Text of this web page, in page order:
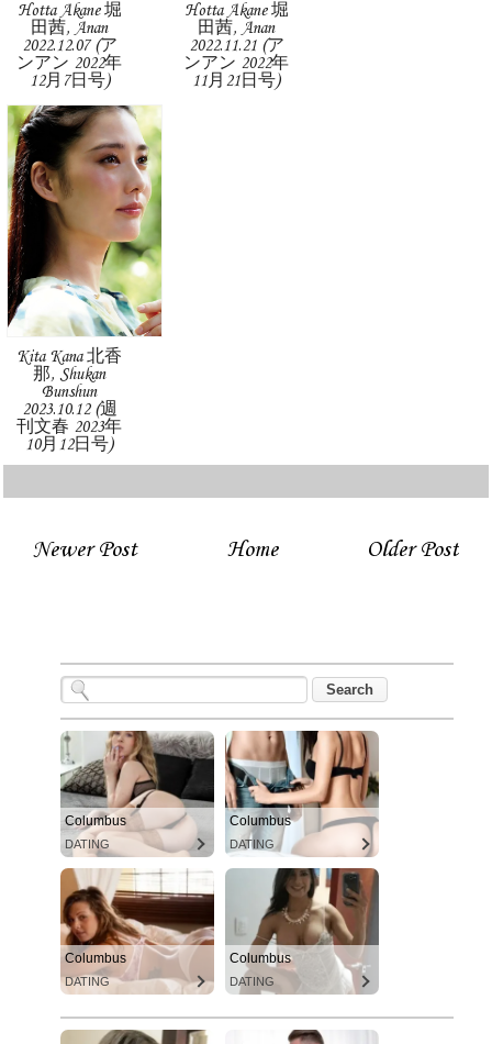
Hotta Akane 堀
田茜, Anan
2022.12.07 (ア
ンアン 2022年
12月7日号)
Hotta Akane 堀
田茜, Anan
2022.11.21 (ア
ンアン 2022年
11月21日号)
Kita Kana 北香
那, Shukan
Bunshun
2023.10.12 (週
刊文春 2023年
10月12日号)
Newer Post Older Post
Home
Columbus
DATING
Columbus
DATING
Columbus
DATING
Columbus
DATING